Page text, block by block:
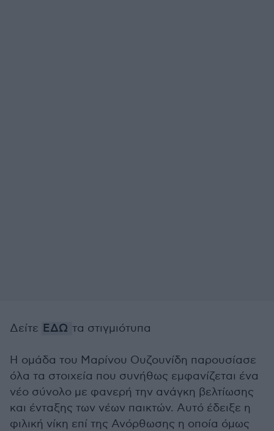
Δείτε ΕΔΩ τα στιγμιότυπα
Η ομάδα του Μαρίνου Ουζουνίδη παρουσίασε
όλα τα στοιχεία που συνήθως εμφανίζεται ένα
νέο σύνολο με φανερή την ανάγκη βελτίωσης
και ένταξης των νέων παικτών. Αυτό έδειξε η
φιλική νίκη επί της Ανόρθωσης η οποία όμως